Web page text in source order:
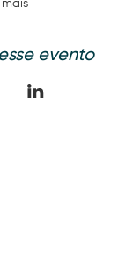
mais
evento